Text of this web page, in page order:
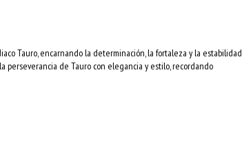
Tauro, encarnando la determinación, la fortaleza y la estabilidad
perseverancia de Tauro con elegancia y estilo, recordando